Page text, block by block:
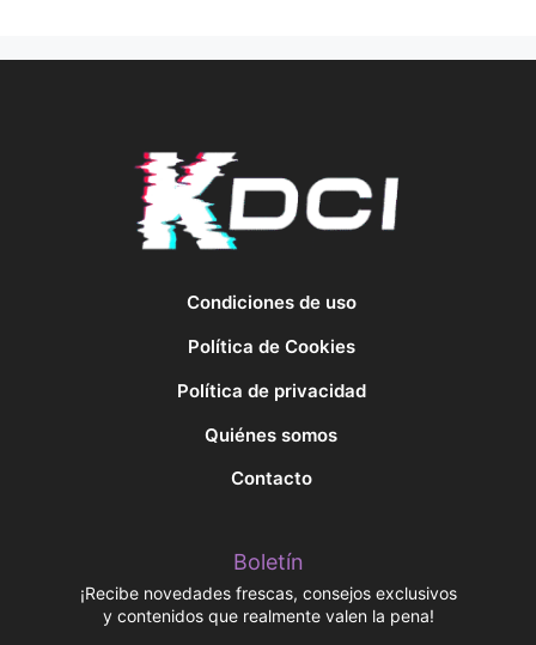
Condiciones de uso
Política de Cookies
Política de privacidad
Quiénes somos
Contacto
Boletín
¡Recibe novedades frescas, consejos exclusivos
y contenidos que realmente valen la pena!